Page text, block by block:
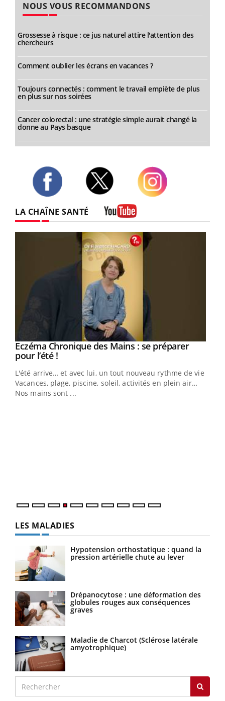
NOUS VOUS RECOMMANDONS
Grossesse à risque : ce jus naturel attire l'attention des
chercheurs
Comment oublier les écrans en vacances ?
Toujours connectés : comment le travail empiète de plus
en plus sur nos soirées
Cancer colorectal : une stratégie simple aurait changé la
donne au Pays basque
LA CHAÎNE SANTÉ
Youtube
Eczéma Chronique des Mains : se préparer
pour l’été !Youtube
L'été arrive… et avec lui, un tout nouveau rythme de vie !
Vacances, plage, piscine, soleil, activités en plein air…
Nos mains sont ...
LES MALADIES
Hypotension orthostatique : quand la
pression artérielle chute au lever
Drépanocytose : une déformation des
globules rouges aux conséquences
graves
Maladie de Charcot (Sclérose latérale
amyotrophique)